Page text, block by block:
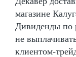
магазине
Дивиденды по
не
клиентом-